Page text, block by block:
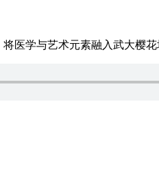
医学与艺术元素融入武大樱花